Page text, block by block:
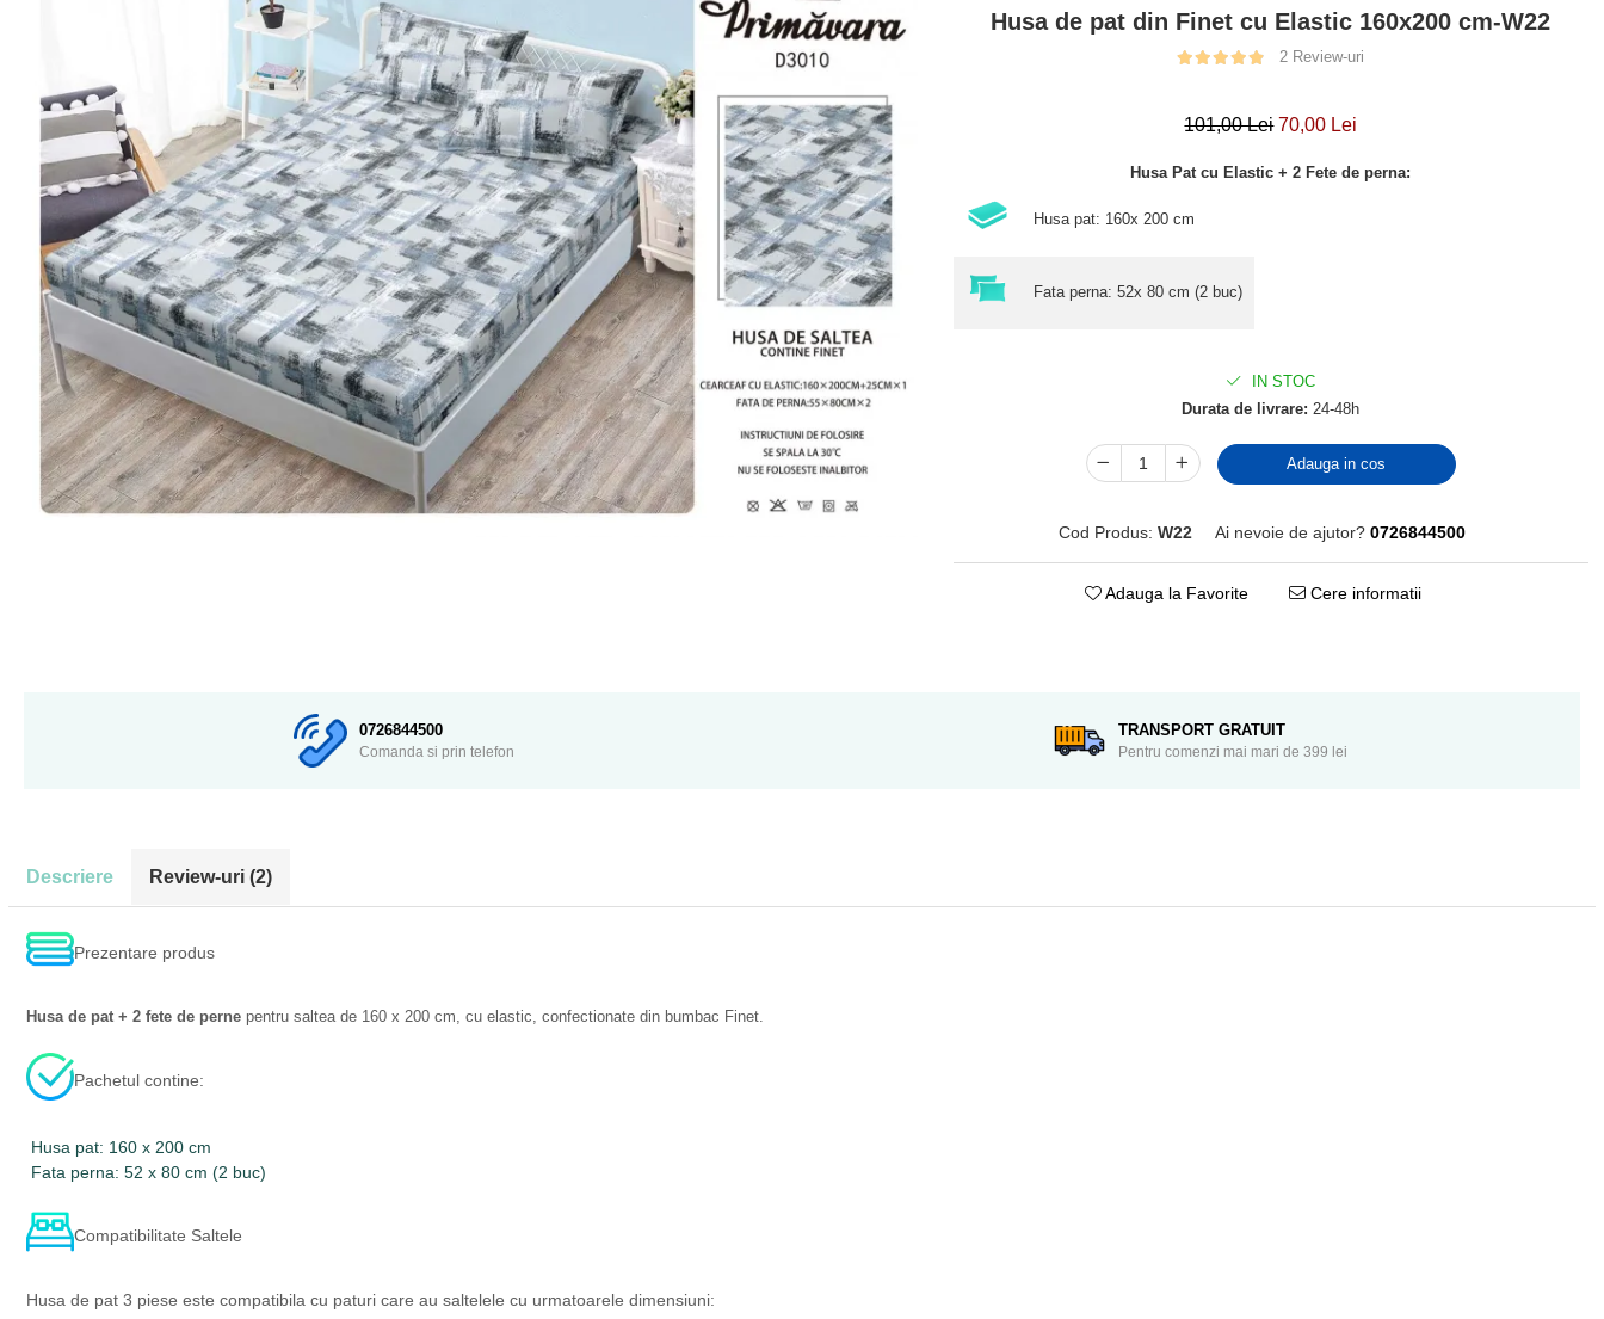
Lenjerii de finet Iprimate Digital
Lenjerii de pat Bumbac 100%
Lenjerii de pat Finet + 2 Draperii
Lenjerii de pat Saten 4 piese cu
Husa de pat din Finet cu Elastic 160x200 cm-W22
2 Review-uri
101,00 Lei 70,00 Lei
Husa Pat cu Elastic + 2 Fete de perna:
Husa pat: 160x 200 cm
Fata perna: 52x 80 cm (2 buc)
IN STOC
Durata de livrare: 24-48h
Adauga in cos
Cod Produs: W22 Ai nevoie de ajutor? 0726844500
Adauga la Favorite Cere informatii
0726844500
Comanda si prin telefon
TRANSPORT GRATUIT
Pentru comenzi mai mari de 399 lei
Descriere Review-uri (2)
Prezentare produs
Husa de pat + 2 fete de perne pentru saltea de 160 x 200 cm, cu elastic, confectionate din bumbac Finet.
Pachetul contine:
Husa pat: 160 x 200 cm
Fata perna: 52 x 80 cm (2 buc)
Compatibilitate Saltele
Husa de pat 3 piese este compatibila cu paturi care au saltelele cu urmatoarele dimensiuni: